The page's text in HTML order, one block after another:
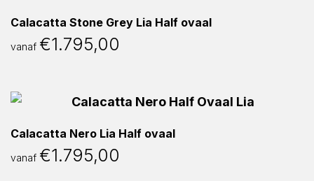
Calacatta Stone Grey Lia Half ovaal
vanaf €1.795,00
Calacatta Nero Lia Half ovaal
vanaf €1.795,00